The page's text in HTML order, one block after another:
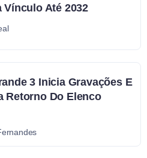
Vínculo Até 2032
3 Inicia Gravações E
Retorno Do Elenco